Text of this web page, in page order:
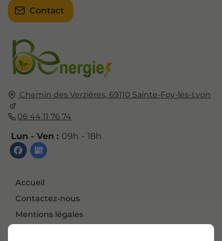
Chemin des Verzières, 69110 Sainte-Foy-lès-Lyon
06 44 11 76 74
Lun - Ven : 09h - 18h
Accueil
Contactez-nous
Mentions légales
Contact